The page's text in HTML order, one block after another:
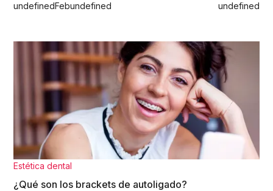
undefinedFebundefined undefined
Estética dental
¿Qué son los brackets de autoligado?